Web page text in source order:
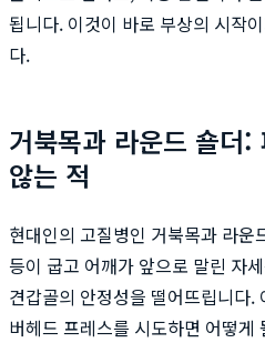
됩니다. 이것이 바로 부상의 시작
다.
거북목과 라운드 숄더:
않는 적
현대인의 고질병인 거북목과 라
등이 굽고 어깨가 앞으로 말린 자
견갑골의 안정성을 떨어뜨립니다.
버헤드 프레스를 시도하면 어떻게